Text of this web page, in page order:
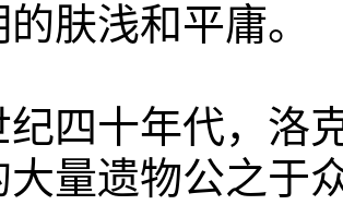
肤浅和平庸。
纪四十年代，洛
大量遗物公之于